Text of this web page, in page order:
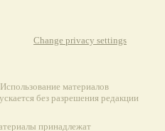
Change privacy settings
материалов
без разрешения редакции
принадлежат